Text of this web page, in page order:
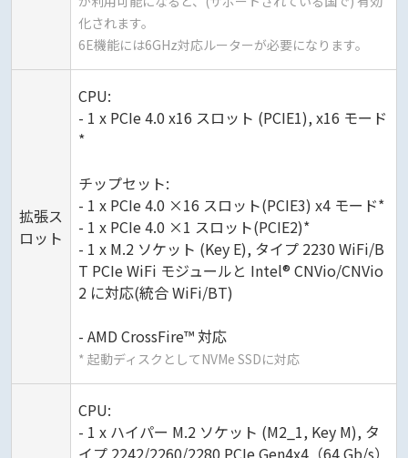
化されます。
6E機能には6GHz対応ルーターが必要になります。
拡張ス
ロット
CPU:
- 1 x PCIe 4.0 x16 スロット (PCIE1), x16 モード
*
チップセット:
- 1 x PCIe 4.0 ×16 スロット(PCIE3) x4 モード*
- 1 x PCIe 4.0 ×1 スロット(PCIE2)*
- 1 x M.2 ソケット (Key E), タイプ 2230 WiFi/B
T PCIe WiFi モジュールと Intel® CNVio/CNVio
2 に対応(統合 WiFi/BT)
- AMD CrossFire™ 対応
* 起動ディスクとしてNVMe SSDに対応
CPU:
- 1 x ハイパー M.2 ソケット (M2_1, Key M), タ
イプ 2242/2260/2280 PCIe Gen4x4（64 Gb/s）